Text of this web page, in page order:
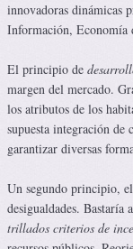
innovadoras dinámicas
Información,
El principio de
margen del mercado.
los atributos de los
supuesta integración de
garantizar diversas
Un segundo principio,
desigualdades. Bastaría
trillados criterios de